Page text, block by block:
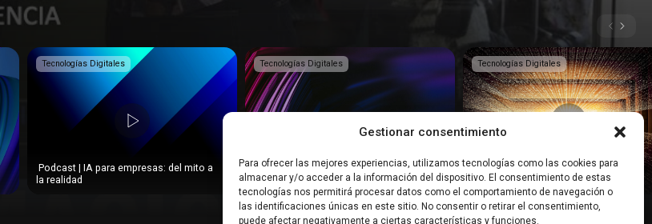
Gestionar consentimiento
Para ofrecer las mejores experiencias, utilizamos tecnologías como las cookies para
almacenar y/o acceder a la información del dispositivo. El consentimiento de estas
tecnologías nos permitirá procesar datos como el comportamiento de navegación o
las identificaciones únicas en este sitio. No consentir o retirar el consentimiento,
puede afectar negativamente a ciertas características y funciones.
Tecnologías Digitales
️ Podcast | IA para empresas: del mito a
la realidad
Tecnologías Digitales
️ Podcast: ¿Cómo aplicar la IA en las
Pymes?
Tecnologías Digitales
Podcast | Tecnologías que
transformarán el mundo